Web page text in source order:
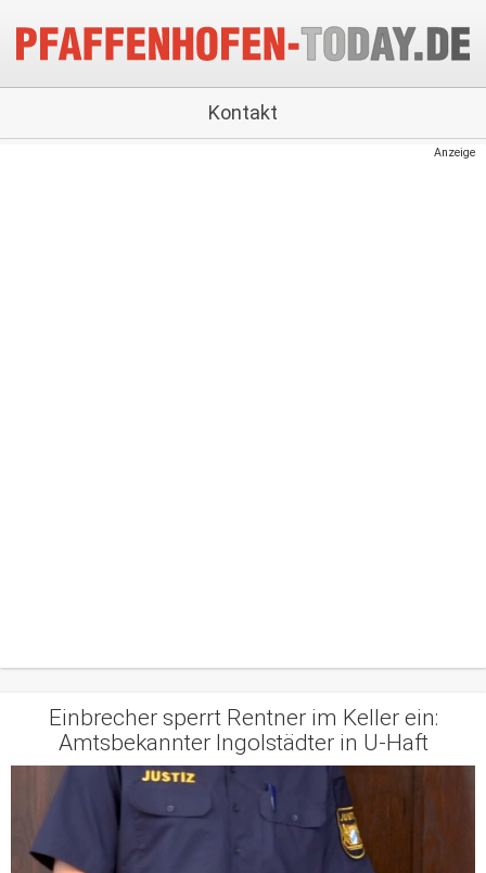
Kontakt
Anzeige
Einbrecher sperrt Rentner im Keller ein:
Amtsbekannter Ingolstädter in U-Haft